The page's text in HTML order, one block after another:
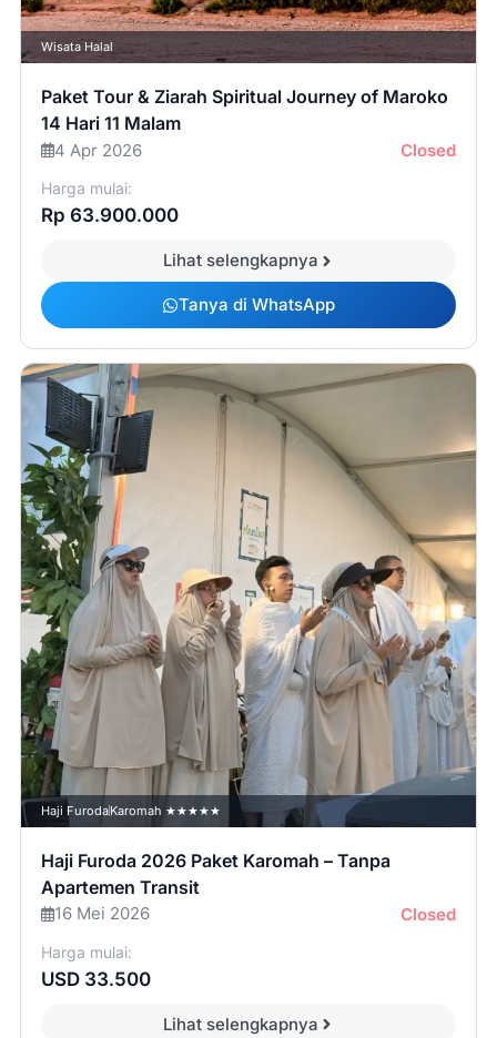
Wisata Halal
Paket Tour & Ziarah Spiritual Journey of Maroko
14 Hari 11 Malam
4 Apr 2026 Closed
Harga mulai:
Rp 63.900.000
Lihat selengkapnya
Tanya di WhatsApp
Haji FurodaKaromah ★★★★★
Haji Furoda 2026 Paket Karomah – Tanpa
Apartemen Transit
16 Mei 2026 Closed
Harga mulai:
USD 33.500
Lihat selengkapnya